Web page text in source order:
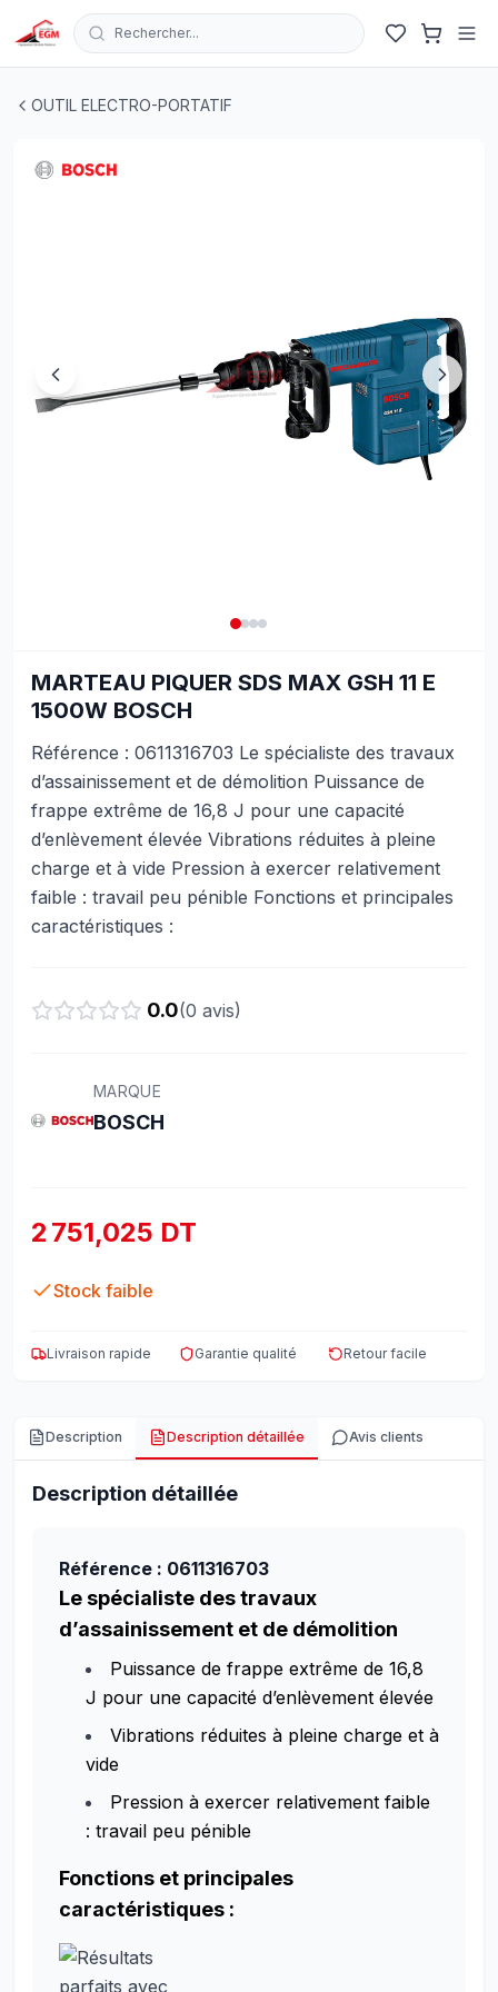
Rechercher...
OUTIL ELECTRO-PORTATIF
MARTEAU PIQUER SDS MAX GSH 11 E
1500W BOSCH
Référence : 0611316703 Le spécialiste des travaux
d’assainissement et de démolition Puissance de
frappe extrême de 16,8 J pour une capacité
d’enlèvement élevée Vibrations réduites à pleine
charge et à vide Pression à exercer relativement
faible : travail peu pénible Fonctions et principales
caractéristiques :
0.0(0 avis)
MARQUE
BOSCH
2 751,025 DT
Stock faible
Livraison rapide Garantie qualité Retour facile
Description Description détaillée Avis clients
Description détaillée
Référence : 0611316703
Le spécialiste des travaux
d’assainissement et de démolition
Puissance de frappe extrême de 16,8
J pour une capacité d’enlèvement élevée
Vibrations réduites à pleine charge et à
vide
Pression à exercer relativement faible
: travail peu pénible
Fonctions et principales
caractéristiques :